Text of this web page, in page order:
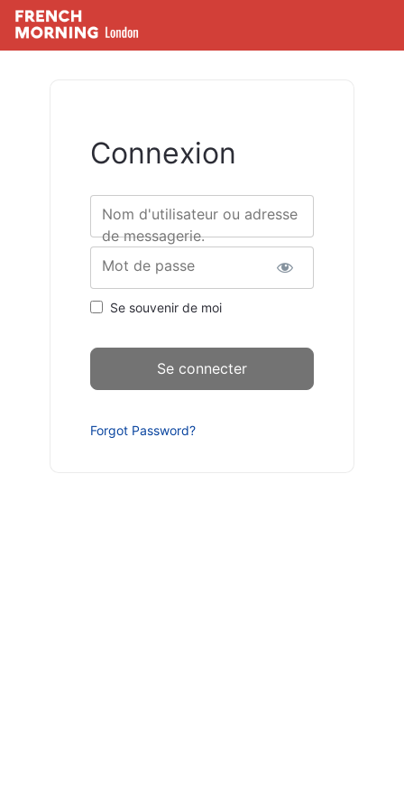
Connexion
Nom d'utilisateur ou adresse
de messagerie.
Mot de passe
Se souvenir de moi
Forgot Password?